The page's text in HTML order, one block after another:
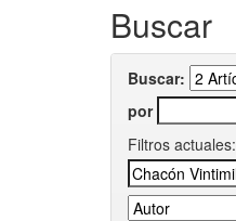
Buscar
Buscar:
por
Filtros actuales: